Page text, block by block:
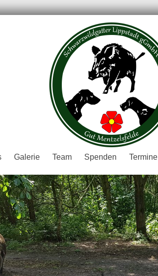
Galerie Team Spenden Termine